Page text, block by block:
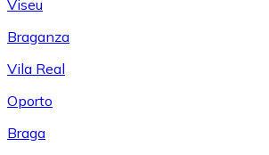
Viseu
Braganza
Vila Real
Oporto
Braga